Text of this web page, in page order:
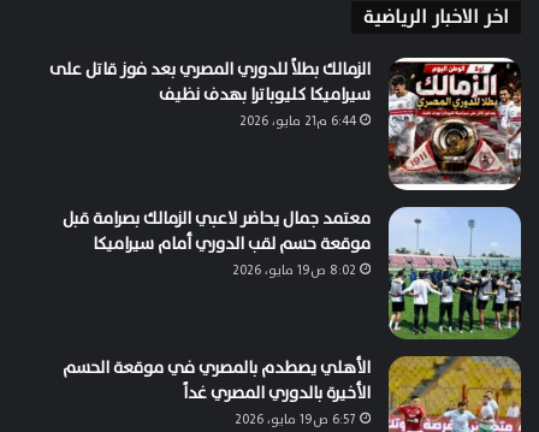
اخر الاخبار الرياضية
الزمالك بطلاً للدوري المصري بعد فوز قاتل على
سيراميكا كليوباترا بهدف نظيف
6:44 م21 مايو، 2026
معتمد جمال يحاضر لاعبي الزمالك بصرامة قبل
موقعة حسم لقب الدوري أمام سيراميكا
8:02 ص19 مايو، 2026
الأهلي يصطدم بالمصري في موقعة الحسم
الأخيرة بالدوري المصري غداً
6:57 ص19 مايو، 2026